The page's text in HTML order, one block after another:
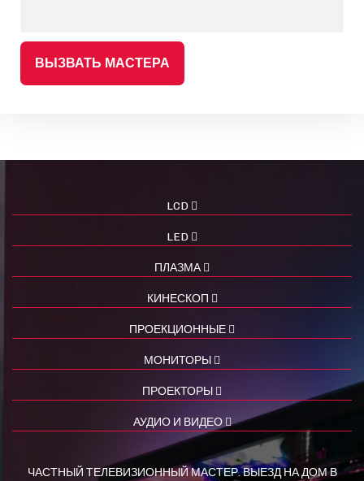
ВЫЗВАТЬ МАСТЕРА
LCD
LED
ПЛАЗМА
КИНЕСКОП
ПРОЕКЦИОННЫЕ
МОНИТОРЫ
ПРОЕКТОРЫ
АУДИО И ВИДЕО
ЧАСТНЫЙ ТЕЛЕВИЗИОННЫЙ МАСТЕР. ВЫЕЗД НА ДОМ В